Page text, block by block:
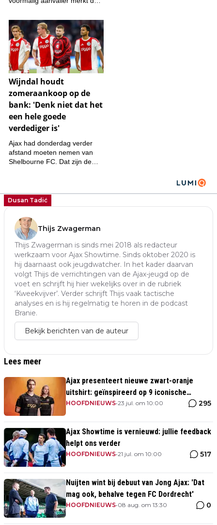
Dusan Tadić
Thijs Zwagerman
Thijs Zwagerman is sinds mei 2018 als redacteur
werkzaam voor Ajax Showtime. Sinds oktober 2020 is
hij daarnaast ook jeugdwatcher. In het kader daarvan
volgt Thijs de verrichtingen van de Ajax-jeugd op de
voet en schrijft hij hier wekelijks over in de rubriek
‘Kweekvijver’. Verder schrijft Thijs vaak tactische
analyses en is hij regelmatig te horen in de podcast
Branie.
Bekijk berichten van de auteur
Lees meer
Ajax presenteert nieuwe zwart-oranje
uitshirt: geïnspireerd op 9 iconische
momenten uit clubhistorie
HOOFDNIEUWS•23 jul. om 10:00 295
Ajax Showtime is vernieuwd: jullie feedback
helpt ons verder
HOOFDNIEUWS•21 jul. om 10:00 517
Nuijten wint bij debuut van Jong Ajax: 'Dat
mag ook, behalve tegen FC Dordrecht'
HOOFDNIEUWS•08 aug. om 13:30 0